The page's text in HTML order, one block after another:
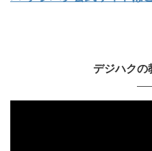
デジハクの